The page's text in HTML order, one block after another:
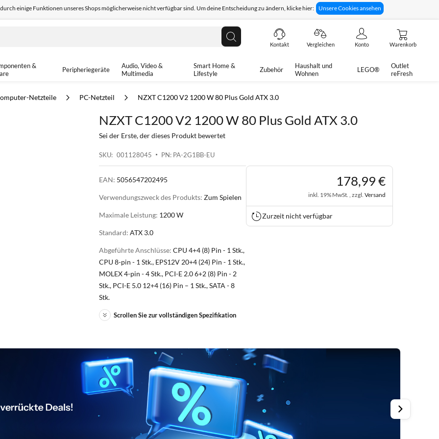
einige Funktionen unseres Shops möglicherweise nicht verfügbar sind. Um deine Entscheidung zu ändern, klicke hier: Unsere Cookies ansehen
14-tägiges Rückgaberecht Technische Unterstützung
Suche
Kontakt Vergleichen Konto Warenkorb
&
Peripheriegeräte
Audio, Video &
Multimedia
Smart Home &
Lifestyle
Zubehör
Haushalt und
Wohnen
LEGO®
Outlet
reFresh
Netzteile PC-Netzteil NZXT C1200 V2 1200 W 80 Plus Gold ATX 3.0
NZXT C1200 V2 1200 W 80 Plus Gold ATX 3.0
SKU 001128045 PN: PA-2G1BB-EU
Sei der Erste, der dieses Produkt bewertet
EAN: 5056547202495
Verwendungszweck des Produkts: Zum Spielen
Maximale Leistung: 1200 W
Standard: ATX 3.0
Abgeführte Anschlüsse: CPU 4+4 (8) Pin - 1 Stk.,
CPU 8-pin - 1 Stk., EPS12V 20+4 (24) Pin - 1 Stk.,
MOLEX 4-pin - 4 Stk., PCI-E 2.0 6+2 (8) Pin - 2
Stk., PCI-E 5.0 12+4 (16) Pin – 1 Stk., SATA - 8
Stk.
Scrollen Sie zur vollständigen Spezifikation
178,99€
inkl. 19% MwSt. , zzgl. Versand
Zurzeit nicht verfügbar